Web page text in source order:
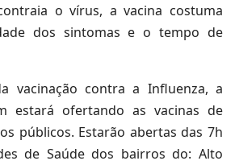
o vírus, a vacina costuma
dos sintomas e o tempo de
vacinação contra a Influenza, a
estará ofertando as vacinas de
públicos. Estarão abertas das 7h
de Saúde dos bairros do: Alto